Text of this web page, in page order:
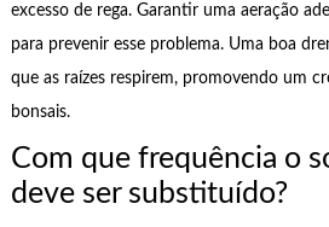
excesso de rega. Garantir uma aeração
para prevenir esse problema. Uma boa
que as raízes respirem, promovendo um
bonsais.
Com que frequência o
deve ser substituído?